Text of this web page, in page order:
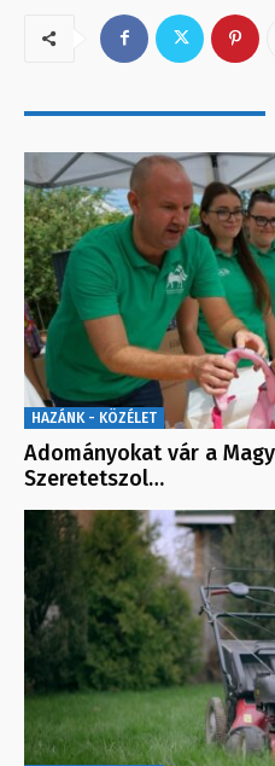
HAZÁNK - KÖZÉLET
Adományokat vár a
Szeretetszol…